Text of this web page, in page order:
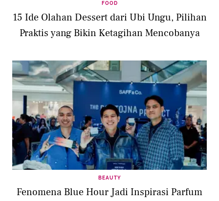
FOOD
15 Ide Olahan Dessert dari Ubi Ungu, Pilihan
Praktis yang Bikin Ketagihan Mencobanya
BEAUTY
Fenomena Blue Hour Jadi Inspirasi Parfum